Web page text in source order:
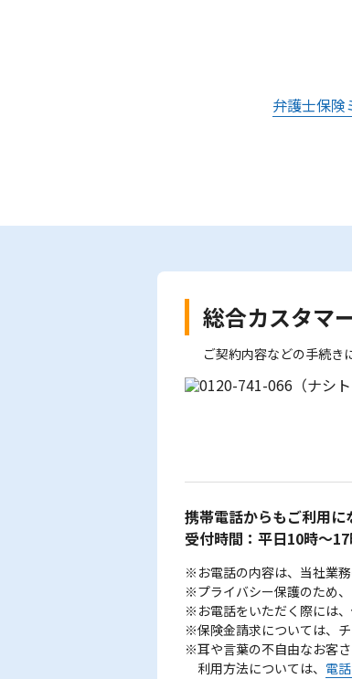
弁護士保険
総合カスタマ
ご契約内容などの手続き
携帯電話からもご利用に
受付時間：平日10時～
※お電話の内容は、当社業
※プライバシー保護のため
※お電話をいただく際には、
※保険金請求については、
※耳や言葉の不自由なお客
利用方法については、 電